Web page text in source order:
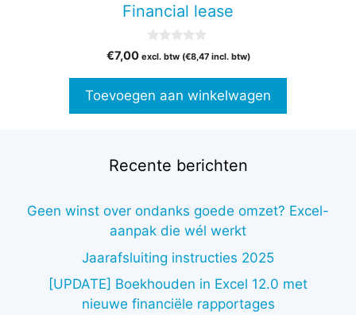
Financial lease
v
5
€7,00 excl. btw (€8,47incl. btw)
Toevoegen aan winkelwagen
Recente berichten
Geen winst over ondanks goede omzet? Excel-
aanpak die wél werkt
Jaarafsluiting instructies 2025
[UPDATE] Boekhouden in Excel 12.0 met
nieuwe financiële rapportages